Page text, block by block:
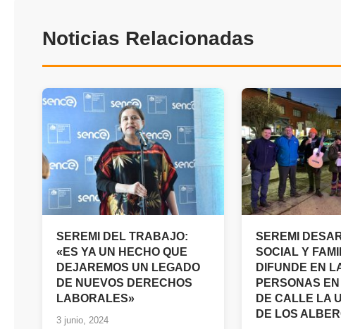
Noticias Relacionadas
SEREMI DEL TRABAJO:
«ES YA UN HECHO QUE
DEJAREMOS UN LEGADO
DE NUEVOS DERECHOS
LABORALES»
3 junio, 2024
SEREMI
SOCIAL Y
DIFUNDE EN
PERSONAS
DE CALLE LA
DE LOS